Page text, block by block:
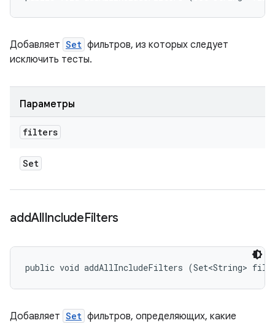
Добавляет Set фильтров, из которых следует
исключить тесты.
Параметры
filters
Set
addAllIncludeFilters
public void addAllIncludeFilters (Set<String>
Добавляет Set фильтров, определяющих, какие